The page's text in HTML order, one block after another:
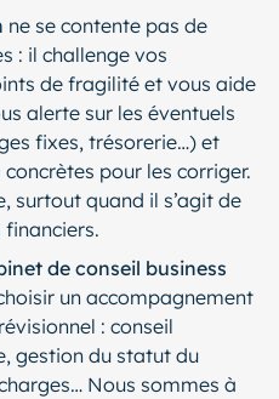
ne se contente pas de
: il challenge vos
de fragilité et vous aide
alerte sur les éventuels
fixes, trésorerie…) et
pour les corriger.
surtout quand il s’agit de
de conseil business
un accompagnement
: conseil
gestion du statut du
Nous sommes à